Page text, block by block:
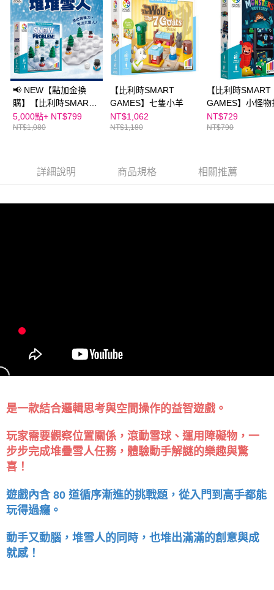
時審查核予不同之上限額度；若仍有額度不足之情形，本公司將視審查結果
請求用戶進行身份認證。
５．嚴禁一人註冊多個帳號或使用他人資訊註冊。若發現惡意使用之情形，
恩沛科技股份有限公司將有權停止該用戶之使用額度並採取法律行動。
📢 NEW【點加金換
購】【比利時SMART
GAMES】堆堆雪人
5,000點+ NT$799
NT$1,080
【比利時SMART
GAMES】七隻小羊
NT$1,062
NT$1,180
【比利時SMART
GAMES】小怪物
藏
NT$729
NT$790
詳細說明 商品規格 相關推薦
是一款結合邏輯思考與空間操作的益智遊戲。
玩家需要觀察位置關係，滾動雪球、運用障礙物，一
步步完成堆疊雪人任務，體驗動手解謎的樂趣與驚
喜！
遊戲內含 80 道循序漸進的挑戰題，從入門到高手都能
玩得過癮。
動手又動腦，堆雪人的同時，也堆出滿滿的創意與成
就感！